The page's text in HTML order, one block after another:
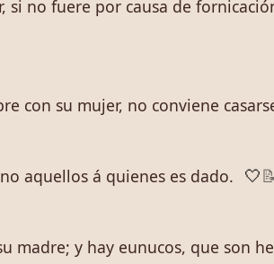
no fuere por causa de
con su mujer, no conviene
aquellos á quienes es dado. 🤍
madre; y hay eunucos, que son